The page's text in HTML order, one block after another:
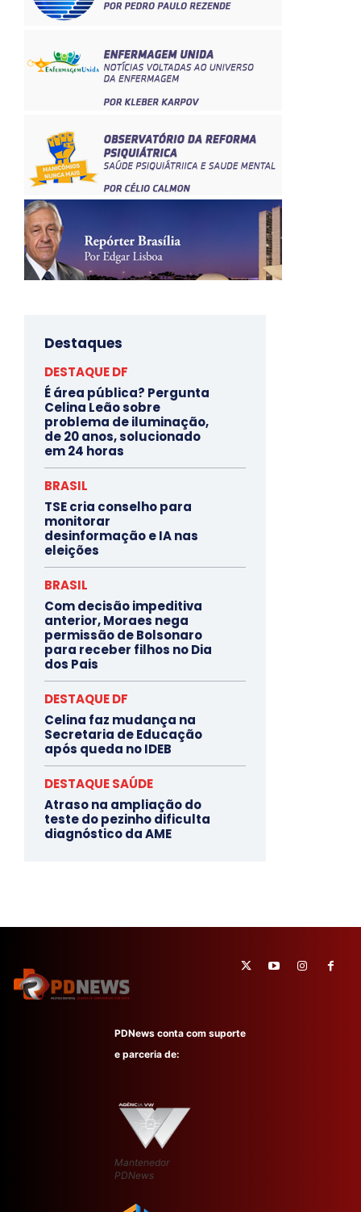
Destaques
DESTAQUE DF
É área pública? Pergunta
Celina Leão sobre
problema de iluminação,
de 20 anos, solucionado
em 24 horas
BRASIL
TSE cria conselho para
monitorar
desinformação e IA nas
eleições
BRASIL
Com decisão impeditiva
anterior, Moraes nega
permissão de Bolsonaro
para receber filhos no Dia
dos Pais
DESTAQUE DF
Celina faz mudança na
Secretaria de Educação
após queda no IDEB
DESTAQUE SAÚDE
Atraso na ampliação do
teste do pezinho dificulta
diagnóstico da AME
PDNews conta com suporte
e parceria de:
Mantenedor
PDNews